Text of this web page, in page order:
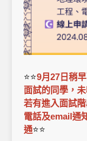
⭐⭐9月27日稍
面試的同學，
若有進入面試
電話及email通
通⭐⭐